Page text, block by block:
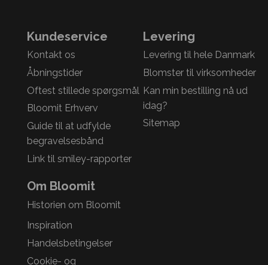
Kundeservice
Kontakt os
Åbningstider
Oftest stillede spørgsmål
Bloomit Erhverv
Guide til at udfylde
begravelsesbånd
Link til smiley-rapporter
Levering
Levering til hele Danmark
Blomster til virksomheder
Kan min bestilling nå ud
idag?
Sitemap
Om Bloomit
Historien om Bloomit
Inspiration
Handelsbetingelser
Cookie- og